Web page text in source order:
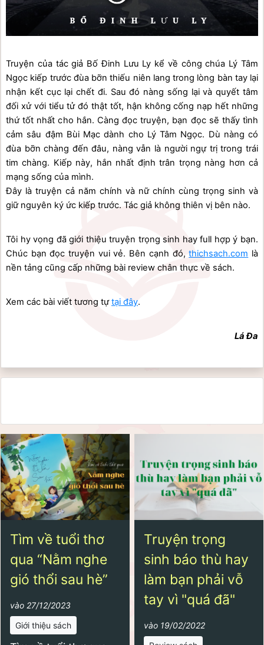
Truyện của tác giả Bố Đinh Lưu Ly kể về công chúa Lý Tâm
Ngọc kiếp trước đùa bỡn thiếu niên lang trong lòng bàn tay lại
nhận kết cục lại chết đi. Sau đó nàng sống lại và quyết tâm
đối xử với tiểu tử đó thật tốt, hận không cống nạp hết những
thứ tốt nhất cho hắn. Càng đọc truyện, bạn đọc sẽ thấy tình
cảm sâu đậm Bùi Mạc dành cho Lý Tâm Ngọc. Dù nàng có
đùa bỡn chàng đến đâu, nàng vẫn là người ngự trị trong trái
tim chàng. Kiếp này, hắn nhất định trân trọng nàng hơn cả
mạng sống của mình.
Đây là truyện cả năm chính và nữ chính cùng trọng sinh và
giữ nguyên ký ức kiếp trước. Tác giả không thiên vị bên nào.
Tôi hy vọng đã giới thiệu truyện trọng sinh hay full hợp ý bạn.
Chúc bạn đọc truyện vui vẻ. Bên cạnh đó, thichsach.com là
nền tảng cũng cấp những bài review chân thực về sách.
Xem các bài viết tương tự tại đây.
Lá Đa
Tìm về tuổi thơ
qua “Nằm nghe
gió thổi sau hè”
vào 27/12/2023
Giới thiệu sách
Truyện trọng
sinh báo thù hay
làm bạn phải vỗ
tay vì "quá đã"
vào 19/02/2022